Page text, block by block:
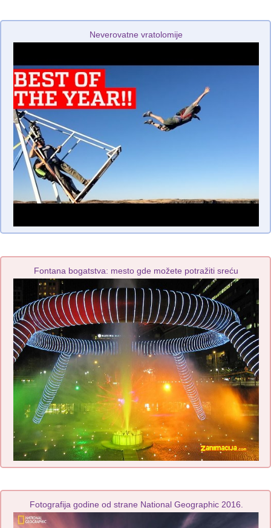
Neverovatne vratolomije
Fontana bogatstva: mesto gde možete potražiti sreću
Fotografija godine od strane National Geographic 2016.